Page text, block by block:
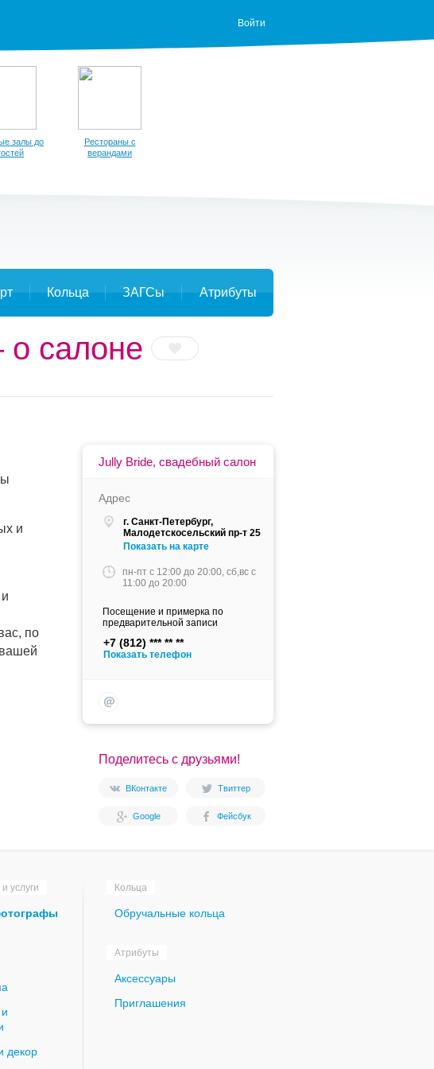
Войти
залы до
Рестораны с
верандами
Кольца ЗАГСы Атрибуты
салоне
Jully Bride, свадебный салон
Адрес
г. Санкт-Петербург,
Малодетскосельский пр-т 25
Показать на карте
пн-пт c 12:00 до 20:00, сб,вс c
11:00 до 20:00
Посещение и примерка по
предварительной записи
+7 (812)
Показать телефон
Поделитесь с друзьями!
ВКонтакте Твиттер
Google Фейсбук
и
по
услуги
декор
Кольца
Обручальные кольца
Атрибуты
Аксессуары
Приглашения